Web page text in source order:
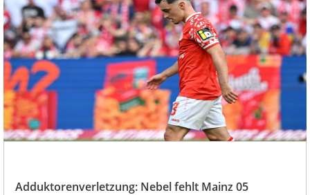
Adduktorenverletzung: Nebel fehlt Mainz 05